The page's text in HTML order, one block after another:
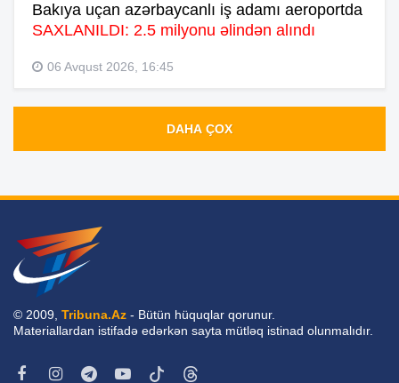
Bakıya uçan azərbaycanlı iş adamı aeroportda
SAXLANILDI: 2.5 milyonu əlindən alındı
06 Avqust 2026, 16:45
DAHA ÇOX
© 2009, Tribuna.Az - Bütün hüquqlar qorunur.
Materiallardan istifadə edərkən sayta mütləq istinad olunmalıdır.